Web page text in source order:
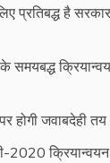
प्रतिबद्ध है
होगी जवाबदेही तय
2020